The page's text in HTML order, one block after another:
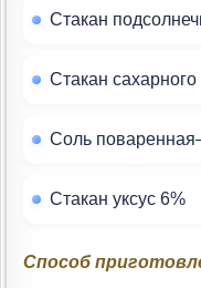
Стакан
Стакан сахарного
Соль
Стакан уксус 6%
Способ